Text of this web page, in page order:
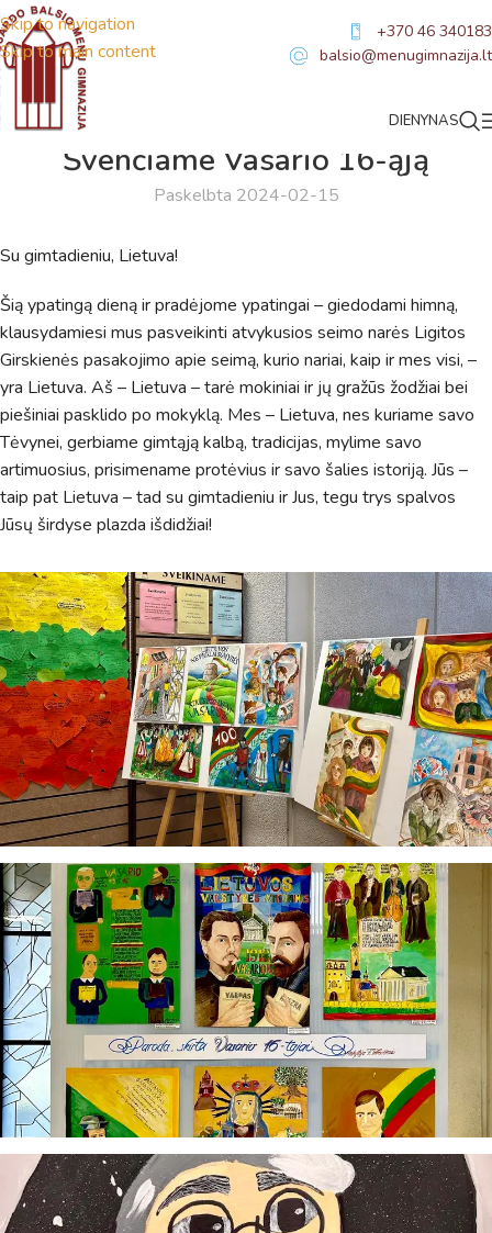
Skip to navigation
Skip to main content
+370 46 340183
balsio@menugimnazija.lt
DIENYNAS
Švenčiame Vasario 16-ąją
Paskelbta 2024-02-15
Su gimtadieniu, Lietuva!
Šią ypatingą dieną ir pradėjome ypatingai – giedodami himną,
klausydamiesi mus pasveikinti atvykusios seimo narės Ligitos
Girskienės pasakojimo apie seimą, kurio nariai, kaip ir mes visi, –
yra Lietuva. Aš – Lietuva – tarė mokiniai ir jų gražūs žodžiai bei
piešiniai pasklido po mokyklą. Mes – Lietuva, nes kuriame savo
Tėvynei, gerbiame gimtąją kalbą, tradicijas, mylime savo
artimuosius, prisimename protėvius ir savo šalies istoriją. Jūs –
taip pat Lietuva – tad su gimtadieniu ir Jus, tegu trys spalvos
Jūsų širdyse plazda išdidžiai!